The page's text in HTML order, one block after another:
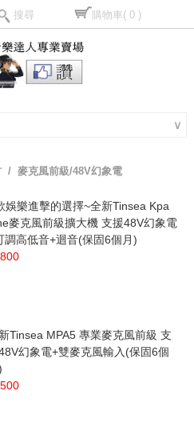
搜尋 購物車( 0 )
∨
/ 麥克風前級/48V幻象電
娛樂進擊的選擇~全新Tinsea Kpa
麥克風前級擴大機 支援48V幻象電
調高低音+迴音(保固6個月)
Tinsea MPA5 專業麥克風前級 支
幻象電+雙麥克風輸入(保固6個